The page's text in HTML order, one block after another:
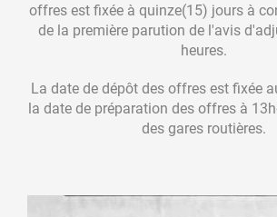
offres est fixée à quinze(15) jours à
de la première parution de l'avis
heures.
La date de dépôt des offres est fixée
la date de préparation des offres à
des gares routières.